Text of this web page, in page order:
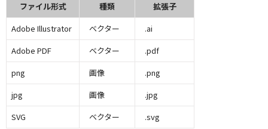
ファイル形式 種類
拡張子
Adobe Illustrator
ベクター
.ai
Adobe PDF
ベクター
.pdf
png
画像
.png
jpg
画像
.jpg
SVG
ベクター .svg